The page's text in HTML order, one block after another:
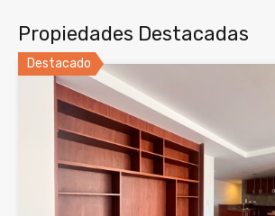
Propiedades Destacadas
Destacado